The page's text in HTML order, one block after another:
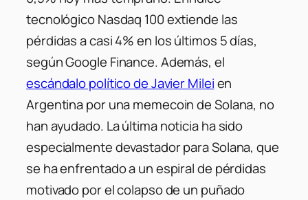
tecnológico Nasdaq 100 extiende las
pérdidas a casi 4% en los últimos 5 días,
según Google Finance. Además, el
escándalo político de Javier Mileien
Argentina por una memecoin de Solana, no
han ayudado. La última noticia ha sido
especialmente devastador para Solana, que
se ha enfrentado a un espiral de pérdidas
motivado por el colapso de un puñado